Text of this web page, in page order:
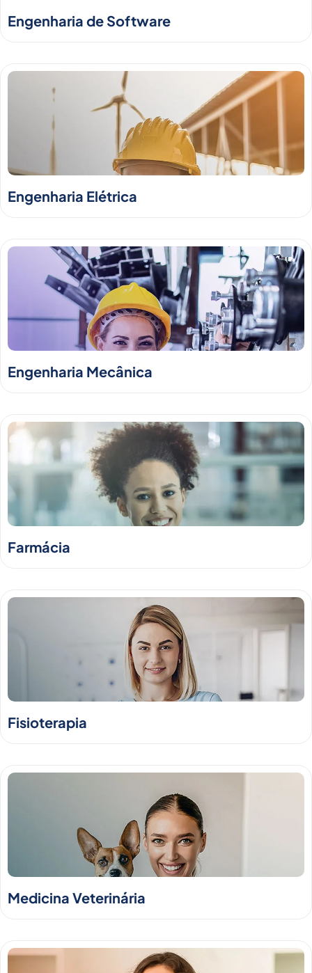
Engenharia de Software
Engenharia Elétrica
Engenharia Mecânica
Farmácia
Fisioterapia
Medicina Veterinária